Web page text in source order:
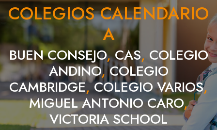
COLEGIOS CALENDARIO
A
BUEN CONSEJO,CAS, COLEGIO
ANDINO,COLEGIO
CAMBRIDGE,COLEGIO VARIOS,
MIGUEL ANTONIO CARO,
VICTORIA SCHOOL